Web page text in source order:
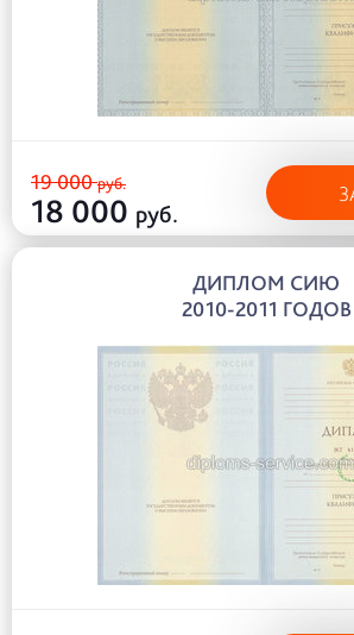
19 000руб.
18 000 руб.
ДИПЛОМ СИЮ
2010-2011 ГОДОВ